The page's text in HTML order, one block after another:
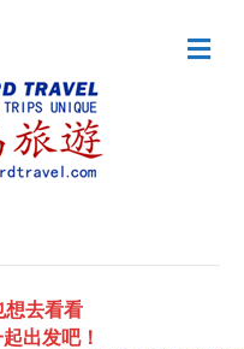
想去看看
出发吧！